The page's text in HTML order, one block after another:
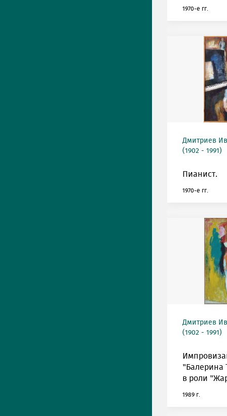
1970-е гг.
Дмитриев
(1902 - 1991)
Пианист.
1970-е гг.
Дмитриев
(1902 - 1991)
"Балерина
в роли
1989 г.